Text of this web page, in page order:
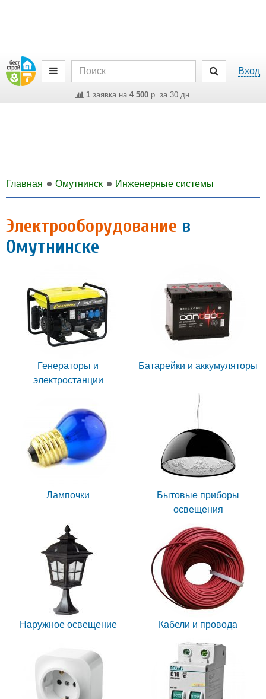
Вход
1заявка на 4 500р. за 30 дн.
Главная Омутнинск Инженерные системы
Электрооборудование в
Омутнинске
Генераторы и
электростанции
Батарейки и аккумуляторы
Лампочки
Бытовые приборы
освещения
Наружное освещение Кабели и провода